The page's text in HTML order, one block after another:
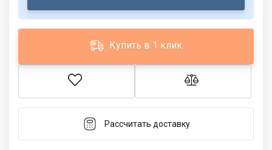
Купить в 1 клик
Рассчитать доставку